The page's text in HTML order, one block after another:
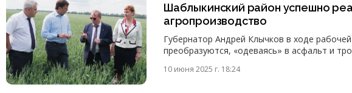
Шаблыкинский район успешно
агропроизводство
Губернатор Андрей Клычков в ходе
преобразуются, «одеваясь» в асфальт и
10 июня 2025 г. 18:24